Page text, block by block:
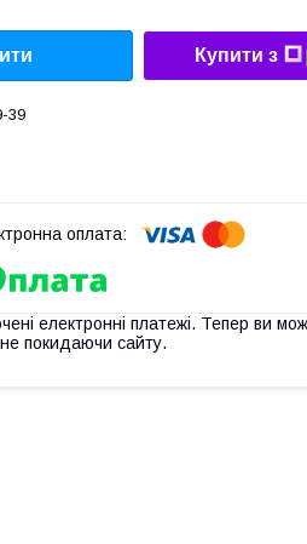
Купити з
39
електронні платежі. Тепер ви
покидаючи сайту.